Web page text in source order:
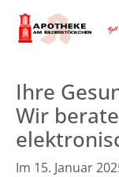
Ihre
Wir
Im 15. Januar